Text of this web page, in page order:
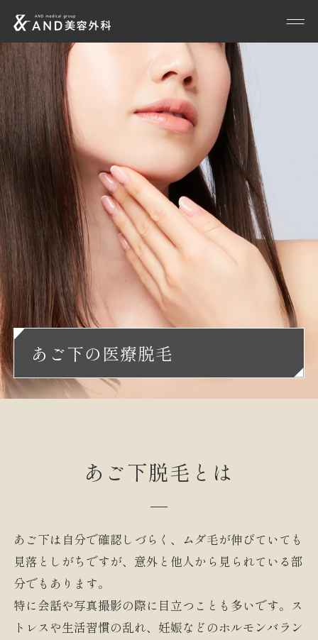
あご下の医療脱毛
あご下脱毛とは
あご下は自分で確認しづらく、ムダ毛が伸びていても
見落としがちですが、意外と他人から見られている部
分でもあります。
特に会話や写真撮影の際に目立つことも多いです。ス
トレスや生活習慣の乱れ、妊娠などのホルモンバラン